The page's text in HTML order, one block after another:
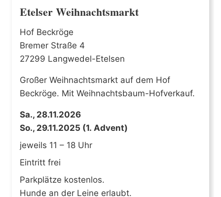
Etelser Weihnachtsmarkt
Hof Beckröge
Bremer Straße 4
27299 Langwedel-Etelsen
Großer Weihnachtsmarkt auf dem Hof
Beckröge. Mit Weihnachtsbaum-Hofverkauf.
Sa., 28.11.2026
So., 29.11.2025 (1. Advent)
jeweils 11 – 18 Uhr
Eintritt frei
Parkplätze kostenlos.
Hunde an der Leine erlaubt.